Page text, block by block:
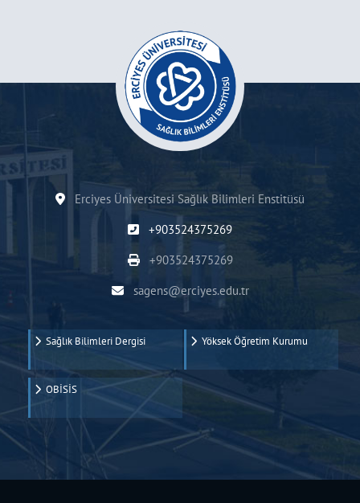
Erciyes Üniversitesi Sağlık Bilimleri Enstitüsü
+903524375269
+903524375269
sagens@erciyes.edu.tr
Sağlık Bilimleri Dergisi Yöksek Öğretim Kurumu
OBİSİS